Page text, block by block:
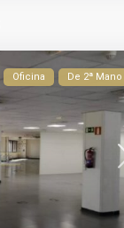
Oficina De 2ª Mano